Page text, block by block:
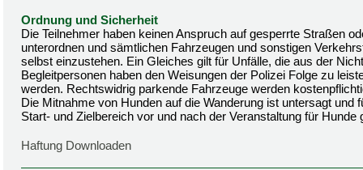
Ordnung und Sicherheit
Die Teilnehmer haben keinen Anspruch auf gesperrte Straßen
unterordnen und sämtlichen Fahrzeugen und sonstigen
selbst einzustehen. Ein Gleiches gilt für Unfälle, die aus der
Begleitpersonen haben den Weisungen der Polizei Folge zu
werden. Rechtswidrig parkende Fahrzeuge werden
Die Mitnahme von Hunden auf die Wanderung ist untersagt
Start- und Zielbereich vor und nach der Veranstaltung für Hunde
Haftung Downloaden